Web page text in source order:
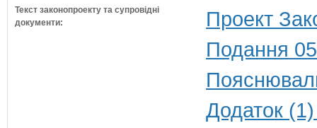
Текст законопроекту та супровідні
документи:
Проект
Подання
Додаток